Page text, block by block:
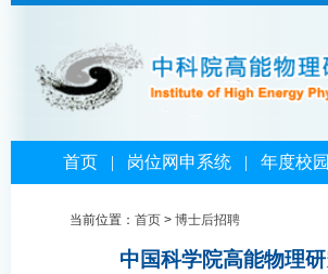
首页| 岗位网申系统| 年度校
当前位置： 首页 > 博士后招聘
中国科学院高能物理